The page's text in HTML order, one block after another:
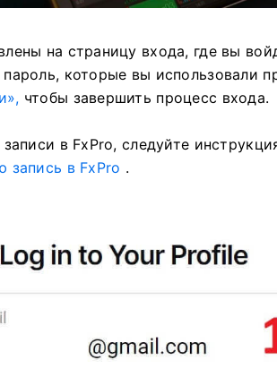
на страницу входа, где вы
которые вы использовали
чтобы завершить процесс входа.
в FxPro, следуйте
запись в FxPro .